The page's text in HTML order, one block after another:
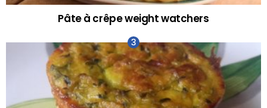
Pâte à crêpe weight watchers